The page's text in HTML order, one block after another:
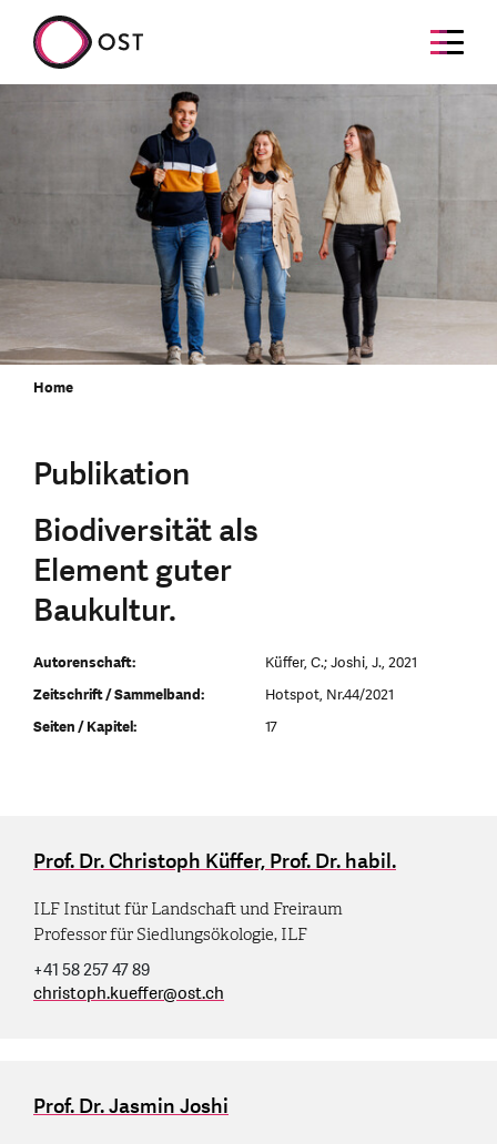
Home
Publikation
Biodiversität als
Element guter
Baukultur.
Autorenschaft:
Küffer, C.; Joshi, J., 2021
Zeitschrift / Sammelband:
Hotspot, Nr.44/2021
Seiten / Kapitel:
17
Prof. Dr. Christoph Küffer, Prof. Dr. habil.
ILF Institut für Landschaft und Freiraum
Professor für Siedlungsökologie, ILF
+41 58 257 47 89
christoph.kueffer@ost.ch
Prof. Dr. Jasmin Joshi